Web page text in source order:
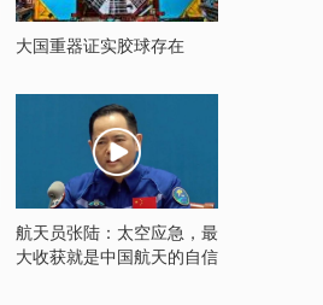
大国重器证实胶球存在
航天员张陆：太空应急，最
大收获就是中国航天的自信